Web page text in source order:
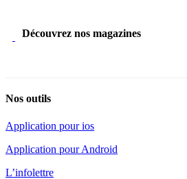
Découvrez nos magazines
Nos outils
Application pour ios
Application pour Android
L’infolettre